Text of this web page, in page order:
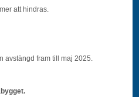
att hindras.
avstängd fram till maj 2025.